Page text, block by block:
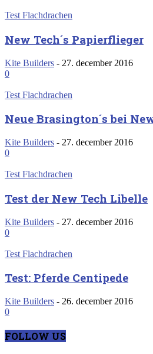
Test Flachdrachen
New Tech´s Papierflieger
Kite Builders - 27. december 2016
0
Test Flachdrachen
Neue Brasington´s bei
Kite Builders - 27. december 2016
0
Test Flachdrachen
Test der New Tech Libelle
Kite Builders - 27. december 2016
0
Test Flachdrachen
Test: Pferde Centipede
Kite Builders - 26. december 2016
0
FOLLOW US